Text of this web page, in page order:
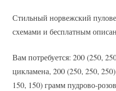
Стильный норвежский
схемами и бесплатным
Вам потребуется: 200 (250,
цикламена, 200 (250, 250,
150, 150) грамм пудрово-